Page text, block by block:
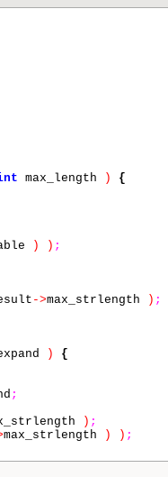
max_length )
{
) ) ;
->max_strlength ) ;
)
{
;
) ;
max_strlength ) ) ;